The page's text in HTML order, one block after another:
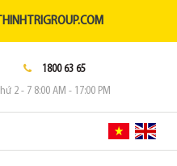
1800 63 65
2 - 7 8:00 AM - 17:00 PM